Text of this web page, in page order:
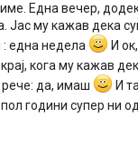
Една вечер,
Јас му кажав дека
: една недела
И
кога му кажав
да, имаш
И
години супер ни